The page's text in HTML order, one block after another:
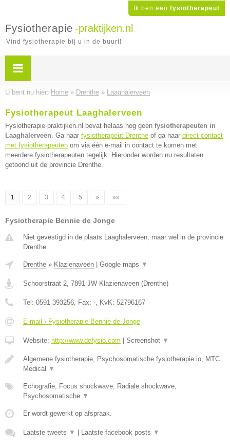
Ik ben een fysiotherapeut
Fysiotherapie -praktijken.nl
Vind fysiotherapie bij u in de buurt!
U bent nu hier: Home » Drenthe » Laaghalerveen
Fysiotherapeut Laaghalerveen
Fysiotherapie-praktijken.nl bevat helaas nog geen fysiotherapeuten in
Laaghalerveen. Ga naar fysiotherapeut Drenthe of ga naar direct contact
met fysiotherapeuten om via één e-mail in contact te komen met
meerdere fysiotherapeuten tegelijk. Hieronder worden nu resultaten
getoond uit de provincie Drenthe.
1 2 3 4 5 » »»
Fysiotherapie Bennie de Jonge
Niet gevestigd in de plaats Laaghalerveen, maar wel in de provincie
Drenthe.
Drenthe » Klazienaveen Google maps ▼
Schoorstraat 2, 7891 JW Klazienaveen (Drenthe)
Tel: 0591 393256, Fax: -, KvK: 52796167
E-mail › Fysiotherapie Bennie de Jonge
Website: http://www.defysio.com Screenshot ▼
Algemene fysiotherapie, Psychosomatische fysiotherapie io, MTC
Medical
▼
Echografie, Focus shockwave, Radiale shockwave,
Psychosomatische ▼
Er wordt gewerkt op afspraak.
Laatste tweets ▼ Laatste facebook posts ▼